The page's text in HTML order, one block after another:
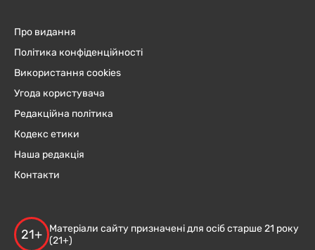
Про видання
Політика конфіденційності
Використання cookies
Угода користувача
Редакційна політика
Кодекс етики
Наша редакція
Контакти
21+
Матеріали сайту призначені для осіб старше 21 року
(21+)